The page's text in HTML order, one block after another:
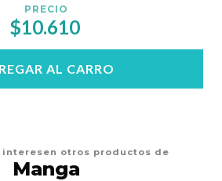
PRECIO
$10.610
AL CARRO
interesen otros productos de
Manga